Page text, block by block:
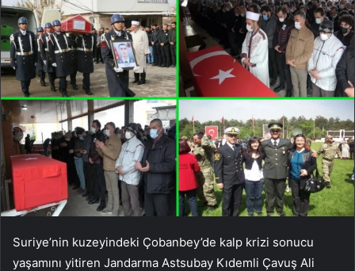
Suriye’nin kuzeyindeki Çobanbey’de kalp krizi sonucu
yaşamını yitiren Jandarma Astsubay Kıdemli Çavuş Ali